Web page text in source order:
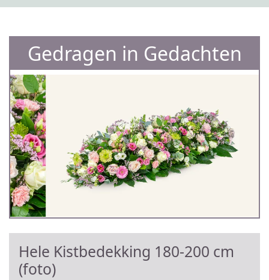
Gedragen in Gedachten
Hele Kistbedekking 180-200 cm
(foto)